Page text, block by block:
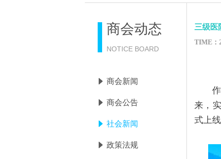
商会动态
NOTICE BOARD
商会新闻
商会公告
社会新闻
政策法规
三级医
TIME：
来，
式上